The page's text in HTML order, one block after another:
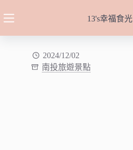
至
13's幸福食光
2024/12/02
南投旅遊景點